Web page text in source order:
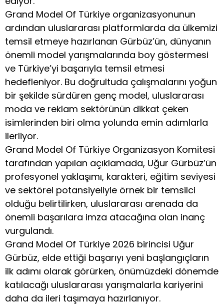
Grand Model Of Türkiye organizasyonunun
ardından uluslararası platformlarda da ülkemizi
temsil etmeye hazırlanan Gürbüz’ün, dünyanın
önemli model yarışmalarında boy göstermesi
ve Türkiye’yi başarıyla temsil etmesi
hedefleniyor. Bu doğrultuda çalışmalarını yoğun
bir şekilde sürdüren genç model, uluslararası
moda ve reklam sektörünün dikkat çeken
isimlerinden biri olma yolunda emin adımlarla
ilerliyor.
Grand Model Of Türkiye Organizasyon Komitesi
tarafından yapılan açıklamada, Uğur Gürbüz’ün
profesyonel yaklaşımı, karakteri, eğitim seviyesi
ve sektörel potansiyeliyle örnek bir temsilci
olduğu belirtilirken, uluslararası arenada da
önemli başarılara imza atacağına olan inanç
vurgulandı.
Grand Model Of Türkiye 2026 birincisi Uğur
Gürbüz, elde ettiği başarıyı yeni başlangıçların
ilk adımı olarak görürken, önümüzdeki dönemde
katılacağı uluslararası yarışmalarla kariyerini
daha da ileri taşımaya hazırlanıyor.